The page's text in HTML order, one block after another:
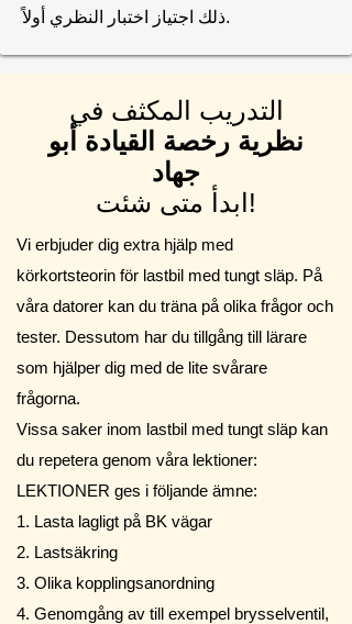
ذلك اجتياز اختبار النظري أولاً.
التدريب المكثف في
نظرية رخصة القيادة أبو
جهاد
ابدأ متى شئت!
Vi erbjuder dig extra hjälp med
körkortsteorin för lastbil med tungt släp. På
våra datorer kan du träna på olika frågor och
tester. Dessutom har du tillgång till lärare
som hjälper dig med de lite svårare
frågorna.
Vissa saker inom lastbil med tungt släp kan
du repetera genom våra lektioner:
LEKTIONER ges i följande ämne:
1. Lasta lagligt på BK vägar
2. Lastsäkring
3. Olika kopplingsanordning
4. Genomgång av till exempel brysselventil,